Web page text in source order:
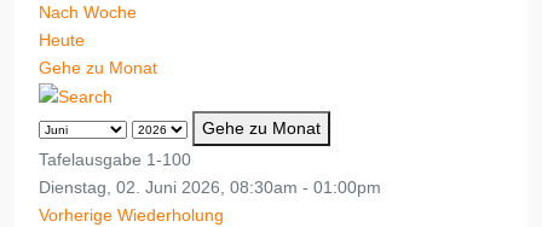
Nach Woche
Heute
Gehe zu Monat
Gehe zu Monat
Tafelausgabe 1-100
Dienstag, 02. Juni 2026, 08:30am - 01:00pm
Vorherige Wiederholung